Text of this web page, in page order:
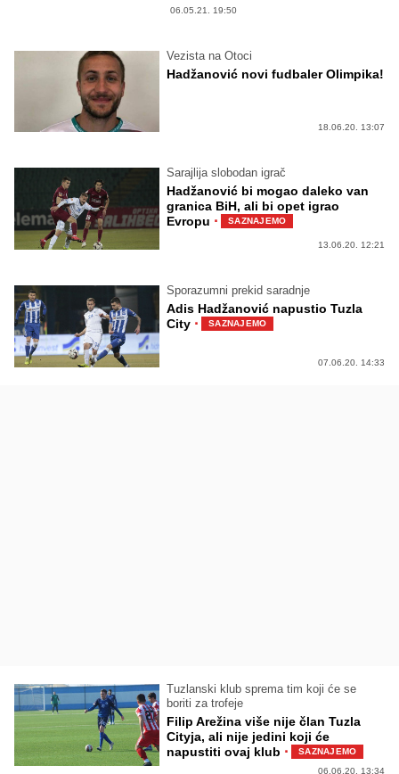
06.05.21. 19:50
Vezista na Otoci
Hadžanović novi fudbaler Olimpika!
18.06.20. 13:07
Sarajlija slobodan igrač
Hadžanović bi mogao daleko van
granica BiH, ali bi opet igrao
Evropu · SAZNAJEMO
13.06.20. 12:21
Sporazumni prekid saradnje
Adis Hadžanović napustio Tuzla
City · SAZNAJEMO
07.06.20. 14:33
Tuzlanski klub sprema tim koji će se
boriti za trofeje
Filip Arežina više nije član Tuzla
Cityja, ali nije jedini koji će
napustiti ovaj klub ·
SAZNAJEMO
06.06.20. 13:34